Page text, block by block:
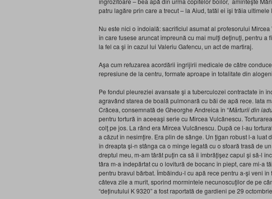
patru lagăre prin care a trecut – la Aiud, tatăl ei îşi trăia
Nu este nici o îndoială: sacrificiul asumat al profesorului
în care fusese aruncat împreună cu mai mulţi deţinuţi, pentru a
la fel ca şi în cazul lui Valeriu Gafencu, un act de martiraj.
Aşa cum refuzarea acordării îngrijirii medicale de către
represiune de la centru, formate aproape în totalitate din
Pe fondul pleureziei avansate şi a tuberculozei contractate în
agravând starea de boală pulmonară cu băi de apă rece. Iata
Crăcea, consemnată de Gheorghe Andreica în “Mărturii din
pentru tortură în aceeaşi serie cu Mircea Vulcănescu.
colţ pe jos. La rând era Mircea Vulcănescu. După ce l-au
a căzut în nesimţire. Era plin de sânge. Un ţigan robust l-a luat
în dreapta şi-n stânga ca o minge legată cu o sfoară trasă de
dreptul meu, m-am târât puţin ca să îi îmbrăţişez capul şi să-l
târa m-a îndepărtat cu o lovitură de bocanc în piept, care mi-a
pentru bravul bărbat. Îmbăindu-l cu apă rece pentru a-şi veni
câteva zile a murit, sporind mormintele necunoscuţilor de pe
“deținutului K 9320” a fost raportată de gardieni pe 29